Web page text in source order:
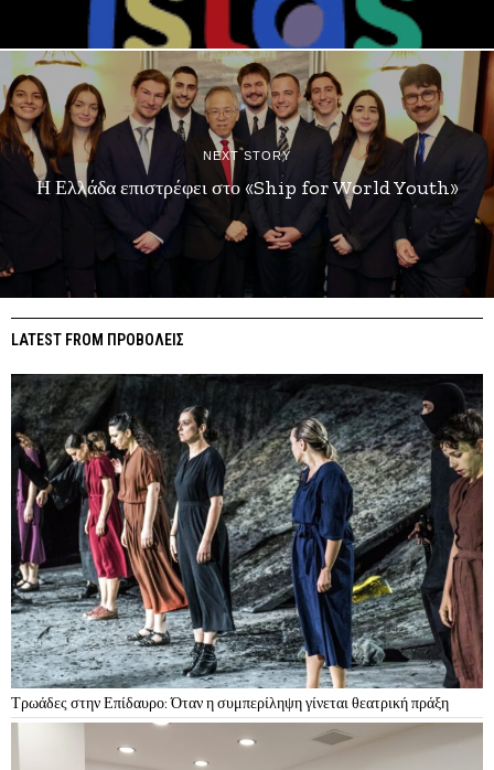
NEXT STORY
Η Ελλάδα επιστρέφει στο «Ship for World Youth»
LATEST FROM ΠΡΟΒΟΛΕΙΣ
Τρωάδες στην Επίδαυρο: Όταν η συμπερίληψη γίνεται θεατρική πράξη